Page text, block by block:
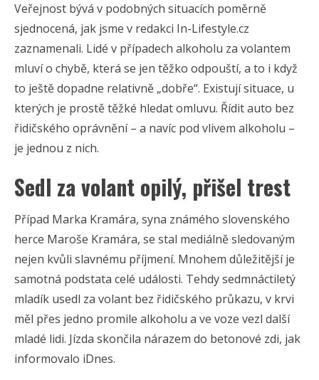
Veřejnost bývá v podobných situacích poměrně
sjednocená, jak jsme v redakci In-Lifestyle.cz
zaznamenali. Lidé v případech alkoholu za volantem
mluví o chybě, která se jen těžko odpouští, a to i když
to ještě dopadne relativně „dobře“. Existují situace, u
kterých je prostě těžké hledat omluvu. Řídit auto bez
řidičského oprávnění – a navíc pod vlivem alkoholu –
je jednou z nich.
Sedl za volant opilý, přišel trest
Případ Marka Kramára, syna známého slovenského
herce Maroše Kramára, se stal mediálně sledovaným
nejen kvůli slavnému příjmení. Mnohem důležitější je
samotná podstata celé události. Tehdy sedmnáctiletý
mladík usedl za volant bez řidičského průkazu, v krvi
měl přes jedno promile alkoholu a ve voze vezl další
mladé lidi. Jízda skončila nárazem do betonové zdi, jak
informovalo iDnes.